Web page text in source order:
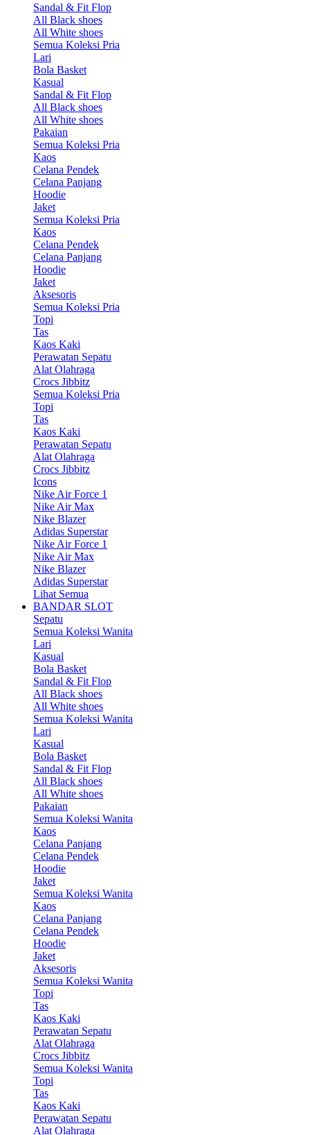
Sandal & Fit Flop
All Black shoes
All White shoes
Semua Koleksi Pria
Lari
Bola Basket
Kasual
Sandal & Fit Flop
All Black shoes
All White shoes
Pakaian
Semua Koleksi Pria
Kaos
Celana Pendek
Celana Panjang
Hoodie
Jaket
Semua Koleksi Pria
Kaos
Celana Pendek
Celana Panjang
Hoodie
Jaket
Aksesoris
Semua Koleksi Pria
Topi
Tas
Kaos Kaki
Perawatan Sepatu
Alat Olahraga
Crocs Jibbitz
Semua Koleksi Pria
Topi
Tas
Kaos Kaki
Perawatan Sepatu
Alat Olahraga
Crocs Jibbitz
Icons
Nike Air Force 1
Nike Air Max
Nike Blazer
Adidas Superstar
Nike Air Force 1
Nike Air Max
Nike Blazer
Adidas Superstar
Lihat Semua
BANDAR SLOT
Sepatu
Semua Koleksi Wanita
Lari
Kasual
Bola Basket
Sandal & Fit Flop
All Black shoes
All White shoes
Semua Koleksi Wanita
Lari
Kasual
Bola Basket
Sandal & Fit Flop
All Black shoes
All White shoes
Pakaian
Semua Koleksi Wanita
Kaos
Celana Panjang
Celana Pendek
Hoodie
Jaket
Semua Koleksi Wanita
Kaos
Celana Panjang
Celana Pendek
Hoodie
Jaket
Aksesoris
Semua Koleksi Wanita
Topi
Tas
Kaos Kaki
Perawatan Sepatu
Alat Olahraga
Crocs Jibbitz
Semua Koleksi Wanita
Topi
Tas
Kaos Kaki
Perawatan Sepatu
Alat Olahraga